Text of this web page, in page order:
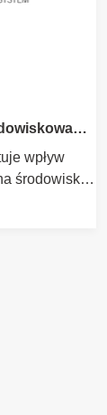
wpływ
środowisko,